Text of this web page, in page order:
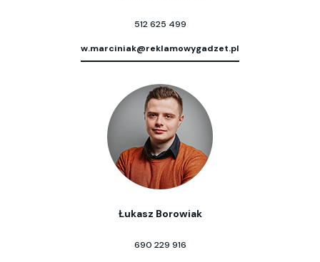
512 625 499
w.marciniak@reklamowygadzet.pl
Łukasz Borowiak
690 229 916